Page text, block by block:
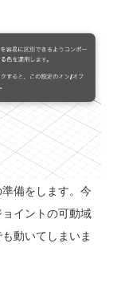
備をします。今
イントの可動域
動いてしまいま